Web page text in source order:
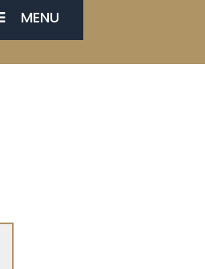
MENU